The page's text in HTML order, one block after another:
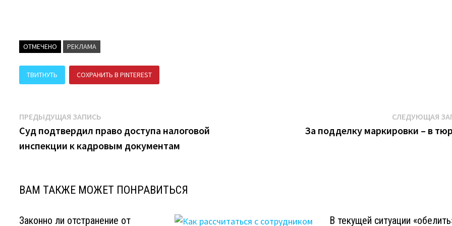
ОТМЕЧЕНО РЕКЛАМА
ТВИТНУТЬ СОХРАНИТЬ В PINTEREST
Навигация
по
записям
ПРЕДЫДУЩАЯ ЗАПИСЬ
запись:
Суд подтвердил право доступа налоговой
инспекции к кадровым документам
СЛЕДУЮЩАЯ
За подделку маркировки – в
ВАМ ТАКЖЕ МОЖЕТ ПОНРАВИТЬСЯ
Законно ли отстранение от В текущей ситуации